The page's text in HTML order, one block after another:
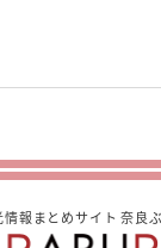
報まとめサイト 奈良